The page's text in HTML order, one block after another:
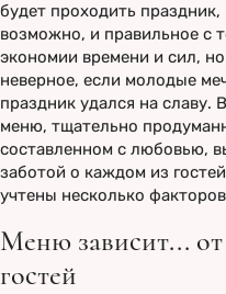
будет проходить
возможно, и правильное с
экономии времени и сил,
неверное, если молодые
праздник удался на славу.
меню, тщательно
составленном с любовью,
заботой о каждом из
учтены несколько
Меню зависит... от
гостей